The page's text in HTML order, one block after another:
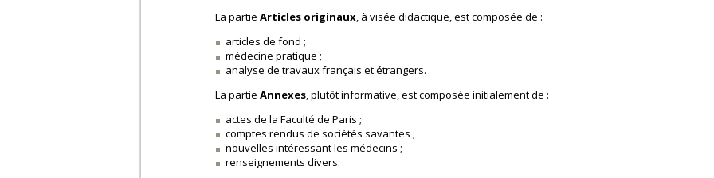
La partie Articles originaux, à visée didactique, est composée de :
articles de fond ;
médecine pratique ;
analyse de travaux français et étrangers.
La partie Annexes, plutôt informative, est composée initialement de :
actes de la Faculté de Paris ;
comptes rendus de sociétés savantes ;
nouvelles intéressant les médecins ;
renseignements divers.